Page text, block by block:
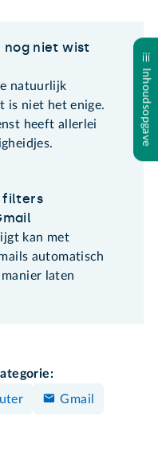
Inhoudsopgave
nog niet wist
natuurlijk
is niet het enige.
heeft allerlei
filters
kan met
automatisch
laten
Gmail